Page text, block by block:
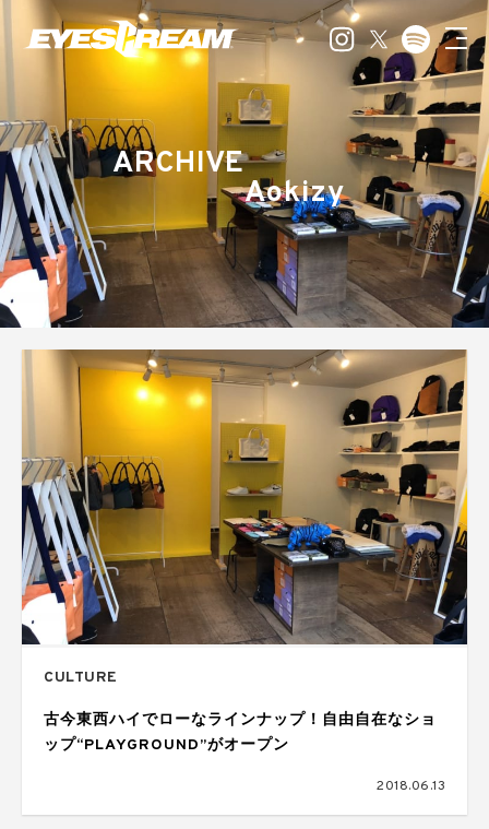
ARCHIVE
Aokizy
CULTURE
古今東西ハイでローなラインナップ！自由自在なショ
ップ“PLAYGROUND”がオープン
2018.06.13